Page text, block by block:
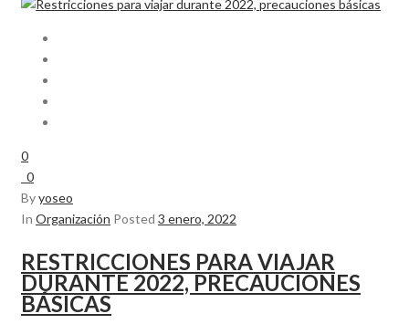
0
0
Byyoseo
In Organización Posted 3 enero, 2022
RESTRICCIONES PARA VIAJAR
DURANTE 2022, PRECAUCIONES
BÁSICAS